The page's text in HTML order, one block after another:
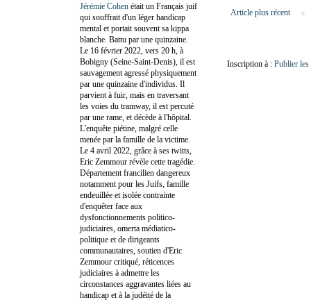
Article plus récent
Inscription à : Publier
Jérémie Cohen était un Français juif
qui souffrait d'un léger handicap
mental et portait souvent sa kippa
blanche. Battu par une quinzaine.
Le 16 février 2022, vers 20 h, à
Bobigny (Seine-Saint-Denis), il est
sauvagement agressé physiquement
par une quinzaine d'individus. Il
parvient à fuir, mais en traversant
les voies du tramway, il est percuté
par une rame, et décède à l'hôpital.
L'enquête piétine, malgré celle
menée par la famille de la victime.
Le 4 avril 2022, grâce à ses twitts,
Eric Zemmour révèle cette tragédie.
Département francilien dangereux
notamment pour les Juifs, famille
endeuillée et isolée contrainte
d'enquêter face aux
dysfonctionnements politico-
judiciaires, omerta médiatico-
politique et de dirigeants
communautaires, soutien d'Eric
Zemmour critiqué, réticences
judiciaires à admettre les
circonstances aggravantes liées au
handicap et à la judéité de la